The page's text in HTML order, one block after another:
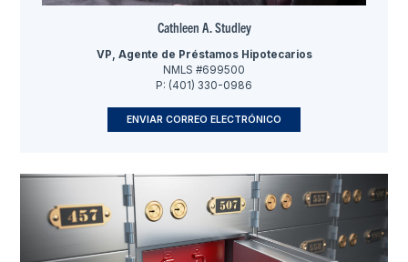
Cathleen A. Studley
VP, Agente de Préstamos Hipotecarios
NMLS #699500
P: (401) 330-0986
ENVIAR CORREO ELECTRÓNICO